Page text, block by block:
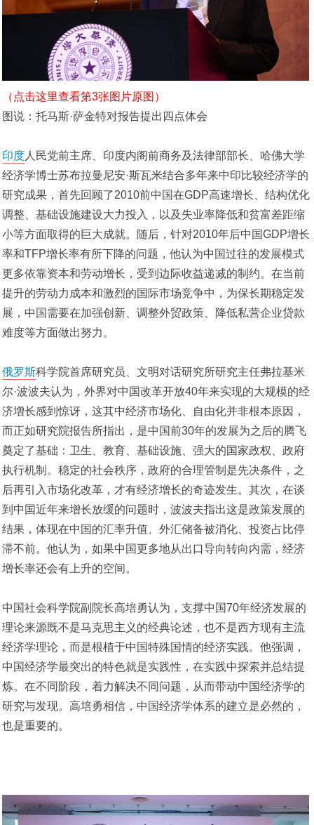
（点击这里查看第3张图片原图）
图说：托马斯·萨金特对报告提出四点体会
印度 人民党前主席、印度内阁前商务及法律部部长、哈佛大学
经济学博士苏布拉曼尼安·斯瓦米结合多年来中印比较经济学的
研究成果，首先回顾了2010前中国在GDP高速增长、结构优化
调整、基础设施建设大力投入，以及失业率降低和贫富差距缩
小等方面取得的巨大成就。随后，针对2010年后中国GDP增长
率和TFP增长率有所下降的问题，他认为中国过往的发展模式
更多依靠资本和劳动增长，受到边际收益递减的制约。在当前
提升的劳动力成本和激烈的国际市场竞争中，为保长期稳定发
展，中国需要在加强创新、调整外贸政策、降低私营企业贷款
难度等方面做出努力。
俄罗斯科学院首席研究员、文明对话研究所研究主任弗拉基米
尔·波波夫认为，外界对中国改革开放40年来实现的大规模的经
济增长感到惊讶，这其中经济市场化、自由化并非根本原因，
而正如研究院报告所指出，是中国前30年的发展为之后的腾飞
奠定了基础：卫生、教育、基础设施、强大的国家政权、政府
执行机制。稳定的社会秩序，政府的合理管制是先决条件，之
后再引入市场化改革，才有经济增长的奇迹发生。其次，在谈
到中国近年来增长放缓的问题时，波波夫指出这是政策发展的
结果，体现在中国的汇率升值、外汇储备被消化、投资占比停
滞不前。他认为，如果中国更多地从出口导向转向内需，经济
增长率还会有上升的空间。
中国社会科学院副院长高培勇认为，支撑中国70年经济发展的
理论来源既不是马克思主义的经典论述，也不是西方现有主流
经济学理论，而是根植于中国特殊国情的经济实践。他强调，
中国经济学最突出的特色就是实践性，在实践中探索并总结提
炼。在不同阶段，着力解决不同问题，从而带动中国经济学的
研究与发现。高培勇相信，中国经济学体系的建立是必然的，
也是重要的。